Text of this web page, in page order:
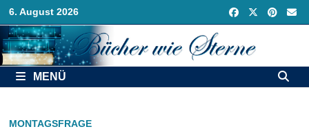
Zurück
zum
Inhalt
6. August 2026
MENÜ
MONTAGSFRAGE